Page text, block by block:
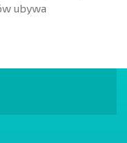
ubywa